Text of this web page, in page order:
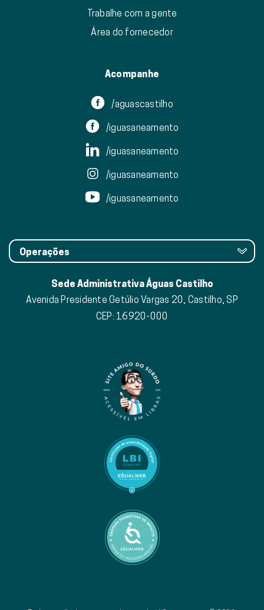
Trabalhe com a gente
Área do fornecedor
Acompanhe
/aguascastilho
/iguasaneamento
/iguasaneamento
/iguasaneamento
/iguasaneamento
Operações
Sede Administrativa Águas Castilho
Avenida Presidente Getúlio Vargas 20, Castilho, SP
CEP: 16920-000